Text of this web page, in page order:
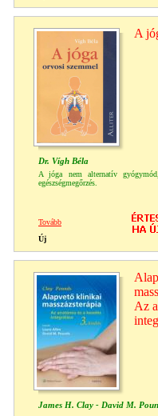
A
Dr. Vígh Béla
A jóga nem alternatív
egészségmegőrzés.
Tovább
Új
Az
James H. Clay - David M.